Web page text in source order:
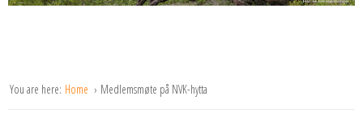
You are here: Home Medlemsmøte på NVK-hytta